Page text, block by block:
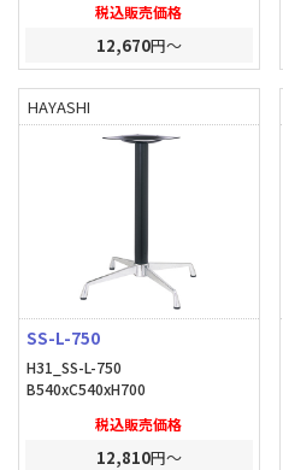
税込販売価格
12,670円～
HAYASHI
SS-L-750
H31_SS-L-750
B540xC540xH700
税込販売価格
12,810円～